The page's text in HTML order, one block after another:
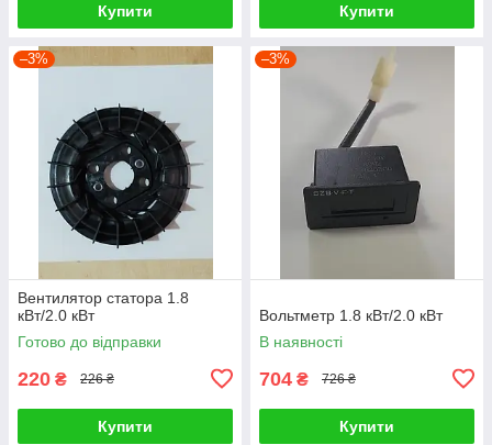
Купити Купити
–3%
Вентилятор статора 1.8
кВт/2.0 кВт
Готово до відправки
220 ₴ 226 ₴
Купити
–3%
Вольтметр 1.8 кВт/2.0 кВт
В наявності
704 ₴ 726 ₴
Купити